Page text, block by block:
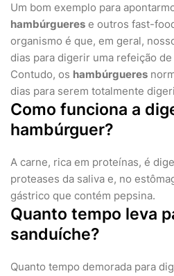
Um bom exemplo para
hambúrgueres e outros fast-
organismo é que, em geral,
dias para digerir uma refeição
Contudo, os hambúrgueres
dias para serem totalmente
Como funciona a
hambúrguer?
A carne, rica em proteínas, é
proteases da saliva e, no
gástrico que contém pepsina.
Quanto tempo leva
sanduíche?
Quanto tempo demorada para